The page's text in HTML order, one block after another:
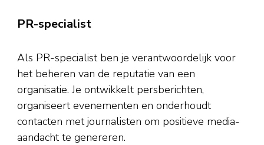
PR-specialist
Als PR-specialist ben je verantwoordelijk voor
het beheren van de reputatie van een
organisatie. Je ontwikkelt persberichten,
organiseert evenementen en onderhoudt
contacten met journalisten om positieve media-
aandacht te genereren.